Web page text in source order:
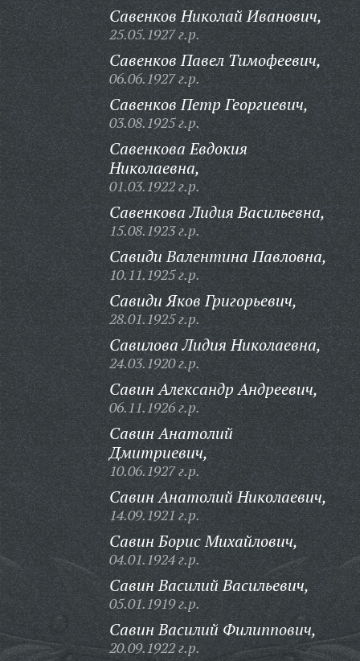
Савенков Николай Иванович,
25.05.1927 г.р.
Савенков Павел Тимофеевич,
06.06.1927 г.р.
Савенков Петр Георгиевич,
03.08.1925 г.р.
Савенкова Евдокия
Николаевна,
01.03.1922 г.р.
Савенкова Лидия Васильевна,
15.08.1923 г.р.
Савиди Валентина Павловна,
10.11.1925 г.р.
Савиди Яков Григорьевич,
28.01.1925 г.р.
Савилова Лидия Николаевна,
24.03.1920 г.р.
Савин Александр Андреевич,
06.11.1926 г.р.
Савин Анатолий
Дмитриевич,
10.06.1927 г.р.
Савин Анатолий Николаевич,
14.09.1921 г.р.
Савин Борис Михайлович,
04.01.1924 г.р.
Савин Василий Васильевич,
05.01.1919 г.р.
Савин Василий Филиппович,
20.09.1922 г.р.